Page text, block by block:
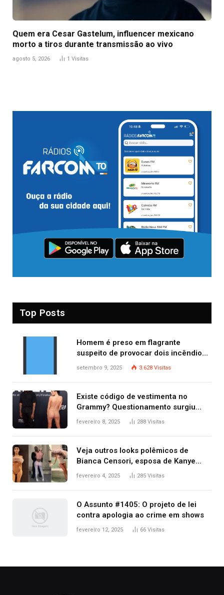
Quem era Cesar Gastelum, influencer mexicano
morto a tiros durante transmissão ao vivo
agosto 5, 2026 1 Visitas
Top Posts
Homem é preso em flagrante
suspeito de provocar dois incêndios
criminosos no mesmo dia
setembro 9, 2025 3.628 Visitas
Existe código de vestimenta no
Grammy? Questionamento surgiu
após Bianca Censori, mulher de
fevereiro 8, 2025 288 Visitas
Veja outros looks polêmicos de
Bianca Censori, esposa de Kanye
West que apareceu nua no Grammy
fevereiro 4, 2025 285 Visitas
O Assunto #1405: O projeto de lei
contra apologia ao crime em shows
fevereiro 12, 2025 66 Visitas